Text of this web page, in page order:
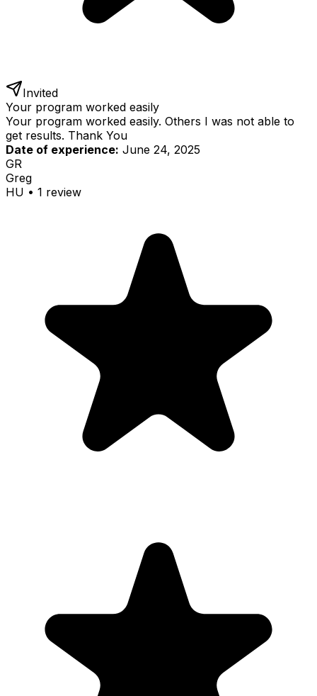
Invited
Your program worked easily
Your program worked easily. Others I was not able to
get results. Thank You
Date of experience: June 24, 2025
GR
Greg
HU • 1 review